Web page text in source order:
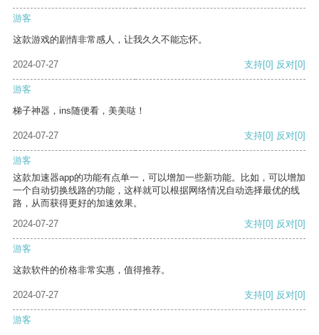
游客
这款游戏的剧情非常感人，让我久久不能忘怀。
2024-07-27 支持[0] 反对[0]
游客
梯子神器，ins随便看，美美哒！
2024-07-27 支持[0] 反对[0]
游客
这款加速器app的功能有点单一，可以增加一些新功能。比如，可以增加
一个自动切换线路的功能，这样就可以根据网络情况自动选择最优的线
路，从而获得更好的加速效果。
2024-07-27
支持[0] 反对[0]
游客
这款软件的价格非常实惠，值得推荐。
2024-07-27 支持[0] 反对[0]
游客